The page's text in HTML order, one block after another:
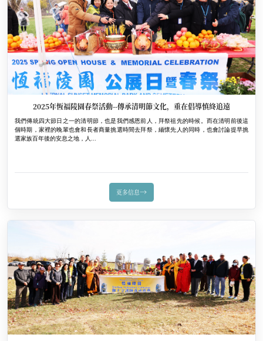
2025年恆福陵園春祭活動--傳承清明節文化，重在倡導慎終追遠
我們傳統四大節日之一的清明節，也是我們感恩前人，拜祭祖先的時候。而在清明前後這
個時期，家裡的晚輩也會和長者商量挑選時間去拜祭，緬懷先人的同時，也會討論提早挑
選家族百年後的安息之地，人...
更多信息→